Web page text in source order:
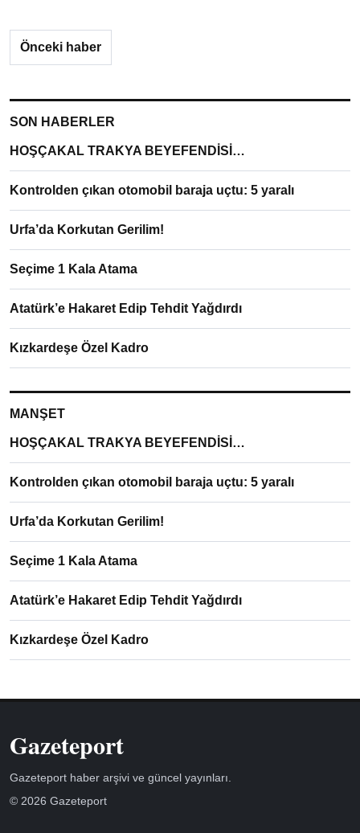
Önceki haber
SON HABERLER
HOŞÇAKAL TRAKYA BEYEFENDİSİ…
Kontrolden çıkan otomobil baraja uçtu: 5 yaralı
Urfa’da Korkutan Gerilim!
Seçime 1 Kala Atama
Atatürk’e Hakaret Edip Tehdit Yağdırdı
Kızkardeşe Özel Kadro
MANŞET
HOŞÇAKAL TRAKYA BEYEFENDİSİ…
Kontrolden çıkan otomobil baraja uçtu: 5 yaralı
Urfa’da Korkutan Gerilim!
Seçime 1 Kala Atama
Atatürk’e Hakaret Edip Tehdit Yağdırdı
Kızkardeşe Özel Kadro
Gazeteport
Gazeteport haber arşivi ve güncel yayınları.
© 2026 Gazeteport